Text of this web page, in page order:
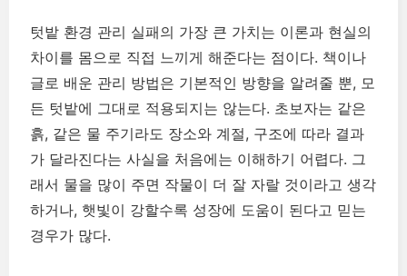
텃밭 환경 관리 실패의 가장 큰 가치는 이론과 현실의
차이를 몸으로 직접 느끼게 해준다는 점이다. 책이나
글로 배운 관리 방법은 기본적인 방향을 알려줄 뿐, 모
든 텃밭에 그대로 적용되지는 않는다. 초보자는 같은
흙, 같은 물 주기라도 장소와 계절, 구조에 따라 결과
가 달라진다는 사실을 처음에는 이해하기 어렵다. 그
래서 물을 많이 주면 작물이 더 잘 자랄 것이라고 생각
하거나, 햇빛이 강할수록 성장에 도움이 된다고 믿는
경우가 많다.